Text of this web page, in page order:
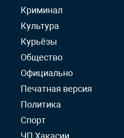
Криминал
Культура
Курьёзы
Общество
Официально
Печатная версия
Политика
Спорт
ЧП Хакасии